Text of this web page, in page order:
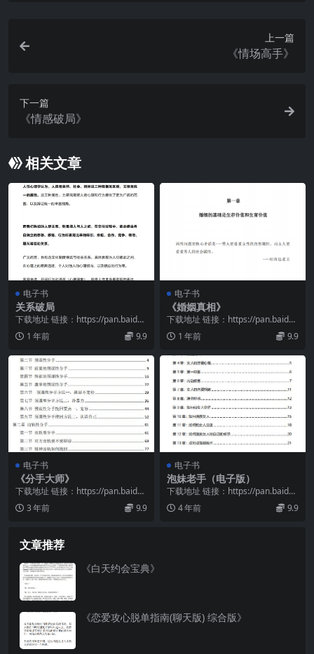
上一篇
《情场高手》
下一篇
《情感破局》
相关文章
电子书
关系破局
下载地址 链接：https://pan.baidu.
com/s/1ZrOlpa7...
1 年前 9.9
电子书
《婚姻真相》
下载地址 链接：https://pan.baidu.
com/s/1Uyseuno...
1 年前 9.9
电子书
《分手大师》
下载地址 链接：https://pan.baidu.
com/s/1EYUGb3d...
3 年前 9.9
电子书
泡妹老手（电子版）
下载地址 链接：https://pan.baidu.
com/s/1ISc5Tz6...
4 年前 9.9
文章推荐
《白天约会宝典》
《恋爱攻心脱单指南(聊天版) 综合版》